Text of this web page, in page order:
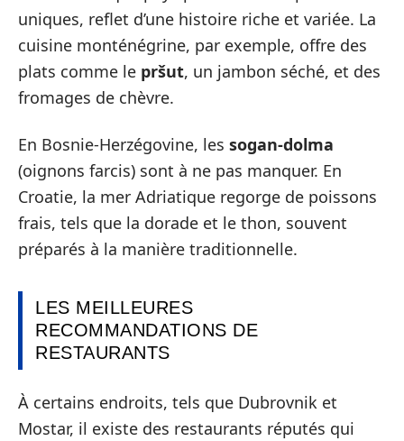
uniques, reflet d’une histoire riche et variée. La
cuisine monténégrine, par exemple, offre des
plats comme le pršut, un jambon séché, et des
fromages de chèvre.
En Bosnie-Herzégovine, les sogan-dolma
(oignons farcis) sont à ne pas manquer. En
Croatie, la mer Adriatique regorge de poissons
frais, tels que la dorade et le thon, souvent
préparés à la manière traditionnelle.
LES MEILLEURES
RECOMMANDATIONS DE
RESTAURANTS
À certains endroits, tels que Dubrovnik et
Mostar, il existe des restaurants réputés qui